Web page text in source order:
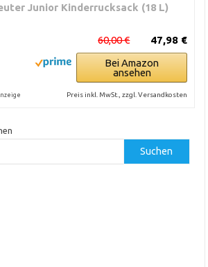
Junior Kinderrucksack (18 L)
47,98 €
60,00 €
Bei Amazon
ansehen
Preis inkl. MwSt., zzgl. Versandkosten
Suchen